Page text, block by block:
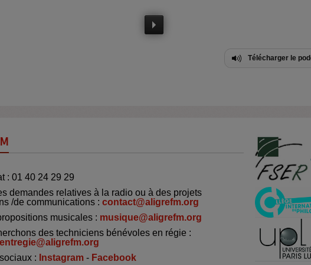
Télécharger le
: 01 40 24 29 29
demandes relatives à la radio ou à des projets
/de communications : contact@aligrefm.org
musicales : musique@aligrefm.org
des techniciens bénévoles en régie :
: Instagram - Facebook